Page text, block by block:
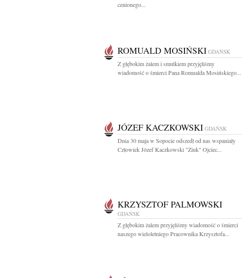
cenionego...
ROMUALD MOSIŃSKI GDAŃSK
Z głębokim żalem i smutkiem przyjęliśmy
wiadomość o śmierci Pana Romualda Mosińskiego...
JÓZEF KACZKOWSKI GDAŃSK
Dnia 30 maja w Sopocie odszedł od nas wspaniały
Człowiek Józef Kaczkowski "Ziuk" Ojciec...
KRZYSZTOF PALMOWSKI
GDAŃSK
Z głębokim żalem przyjęliśmy wiadomość o śmierci
naszego wieloletniego Pracownika Krzysztofa...